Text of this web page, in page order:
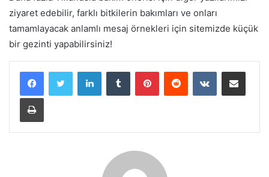
ziyaret edebilir, farklı bitkilerin bakımları ve onları
tamamlayacak anlamlı mesaj örnekleri için sitemizde küçük
bir gezinti yapabilirsiniz!
LinkedInTumblr PinterestReddit VKontakteE-Posta ile paylaş
Yazdır